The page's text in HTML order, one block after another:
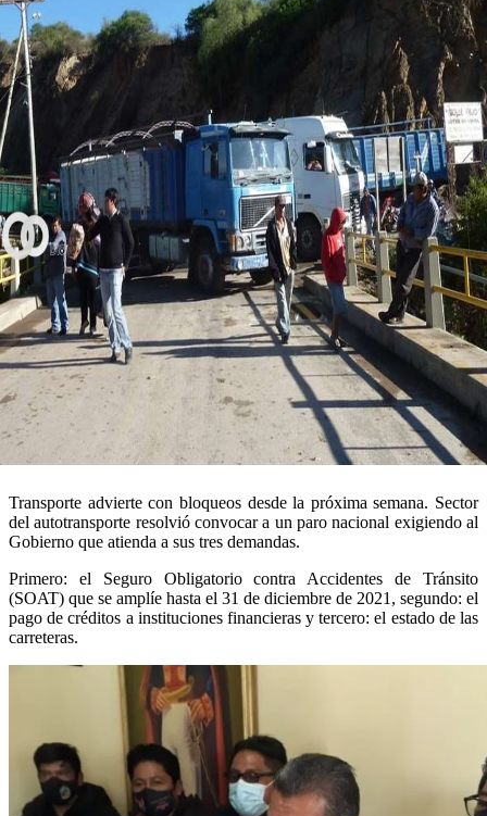
Transporte advierte con bloqueos desde la próxima semana. Sector
del autotransporte resolvió convocar a un paro nacional exigiendo al
Gobierno que atienda a sus tres demandas.
Primero: el Seguro Obligatorio contra Accidentes de Tránsito
(SOAT) que se amplíe hasta el 31 de diciembre de 2021, segundo: el
pago de créditos a instituciones financieras y tercero: el estado de las
carreteras.